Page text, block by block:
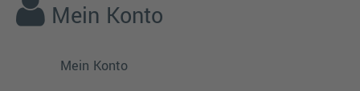
Mein Konto
Mein Konto